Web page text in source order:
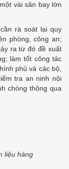
vài sân bay lớn
rà soát lại quy
phòng, công an;
ra từ đó đề xuất
làm tốt công tác
phủ và các bộ,
tra an ninh nội
chóng thông qua
liệu hàng